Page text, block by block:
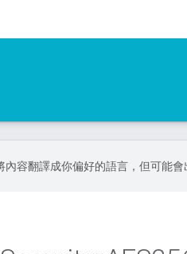
內容翻譯成你偏好的語言，但可能會